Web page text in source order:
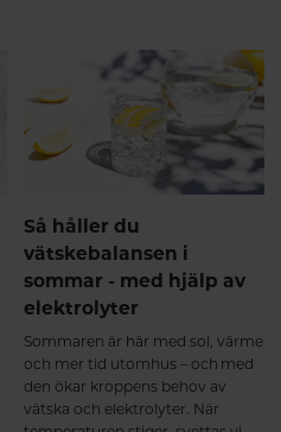
Så håller du
vätskebalansen i
sommar - med hjälp av
elektrolyter
Sommaren är här med sol, värme
och mer tid utomhus – och med
den ökar kroppens behov av
vätska och elektrolyter. När